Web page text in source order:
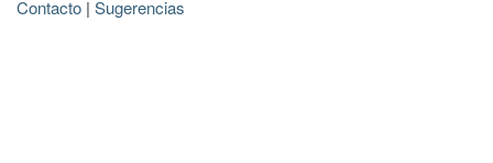
Contacto | Sugerencias